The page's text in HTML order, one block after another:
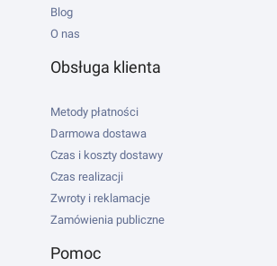
Blog
O nas
Obsługa klienta
Metody płatności
Darmowa dostawa
Czas i koszty dostawy
Czas realizacji
Zwroty i reklamacje
Zamówienia publiczne
Pomoc